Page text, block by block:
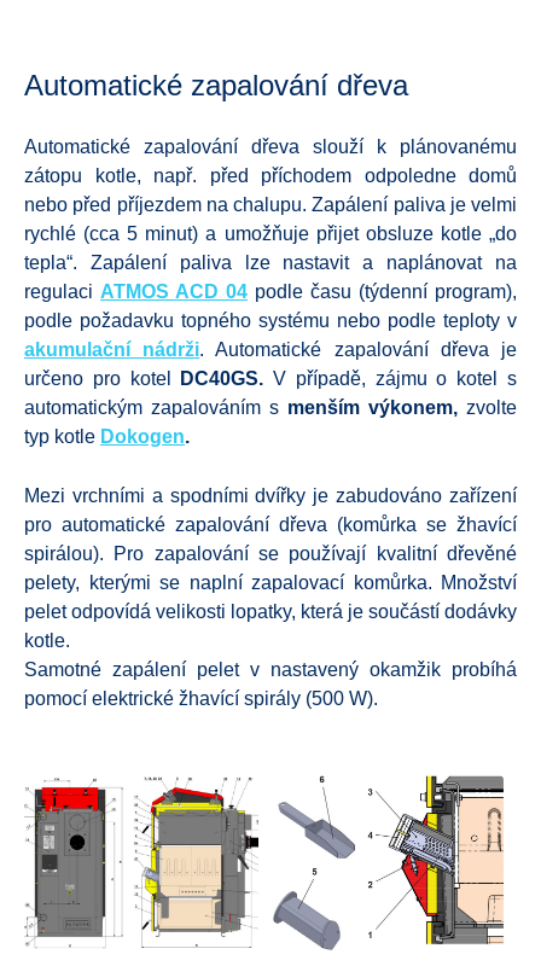
Automatické zapalování dřeva
Automatické zapalování dřeva slouží k plánovanému
zátopu kotle, např. před příchodem odpoledne domů
nebo před příjezdem na chalupu. Zapálení paliva je velmi
rychlé (cca 5 minut) a umožňuje přijet obsluze kotle „do
tepla“. Zapálení paliva lze nastavit a naplánovat na
regulaci ATMOS ACD 04 podle času (týdenní program),
podle požadavku topného systému nebo podle teploty v
akumulační nádrži. Automatické zapalování dřeva je
určeno pro kotel
DC40GS.V případě, zájmu o kotel s
automatickým zapalováním s menším výkonem, zvolte
typ kotle Dokogen.
Mezi vrchními a spodními dvířky je zabudováno zařízení
pro automatické zapalování dřeva (komůrka se žhavící
spirálou). Pro zapalování se používají kvalitní dřevěné
pelety, kterými se naplní zapalovací komůrka. Množství
pelet odpovídá velikosti lopatky, která je součástí dodávky
kotle.
Samotné zapálení pelet v nastavený okamžik probíhá
pomocí elektrické žhavící spirály (500 W).